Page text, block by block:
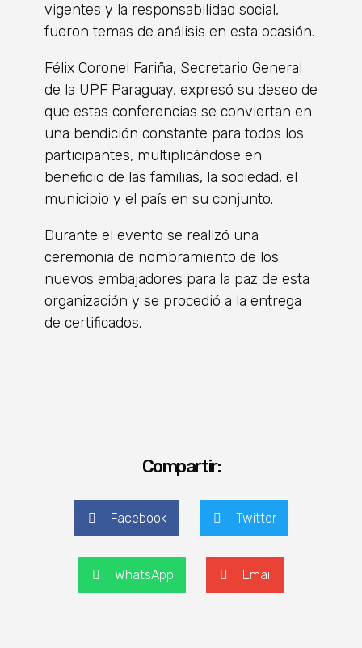
vigentes y la responsabilidad social,
fueron temas de análisis en esta ocasión.
Félix Coronel Fariña, Secretario General
de la UPF Paraguay, expresó su deseo de
que estas conferencias se conviertan en
una bendición constante para todos los
participantes, multiplicándose en
beneficio de las familias, la sociedad, el
municipio y el país en su conjunto.
Durante el evento se realizó una
ceremonia de nombramiento de los
nuevos embajadores para la paz de esta
organización y se procedió a la entrega
de certificados.
Compartir:
Facebook Twitter
WhatsApp Email